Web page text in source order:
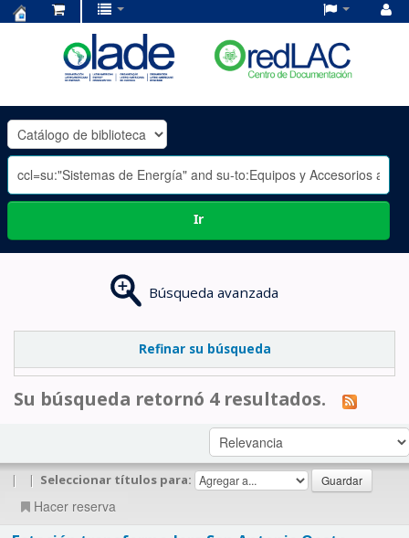
OLADE
-
Ir
Búsqueda avanzada
Refinar su búsqueda
Su búsqueda retornó 4 resultados.
| | Seleccionar títulos para:
Hacer reserva